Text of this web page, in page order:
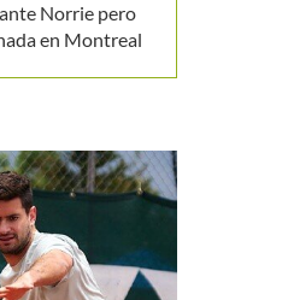
Norrie pero
en Montreal